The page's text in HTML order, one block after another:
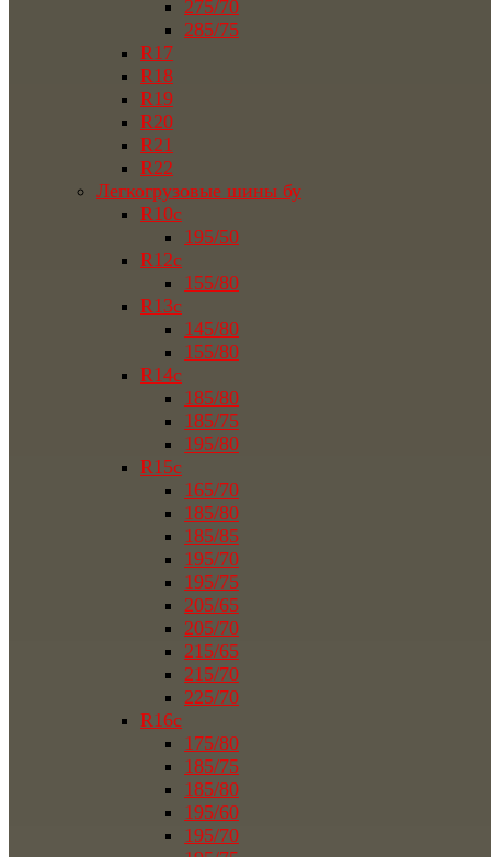
275/70
285/75
R17
R18
R19
R20
R21
R22
Легкогрузовые шины бу
R10c
195/50
R12c
155/80
R13c
145/80
155/80
R14c
185/80
185/75
195/80
R15c
165/70
185/80
185/85
195/70
195/75
205/65
205/70
215/65
215/70
225/70
R16c
175/80
185/75
185/80
195/60
195/70